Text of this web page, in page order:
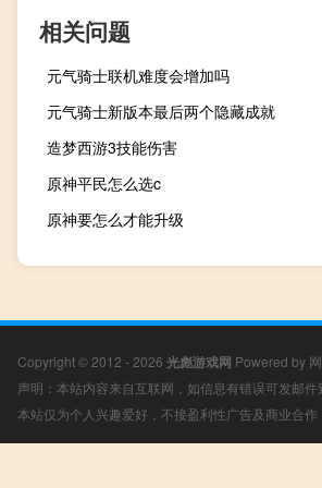
相关问题
元气骑士联机难度会增加吗
元气骑士新版本最后两个隐藏成就
造梦西游3技能伤害
原神平民怎么选c
原神要怎么才能升级
Copyright © 2012 - 2026 光彪游戏网 Powered by
声明：本站内容来自互联网，如信息有错误可发邮
本站仅为个人兴趣爱好，不接盈利性广告及商业合作